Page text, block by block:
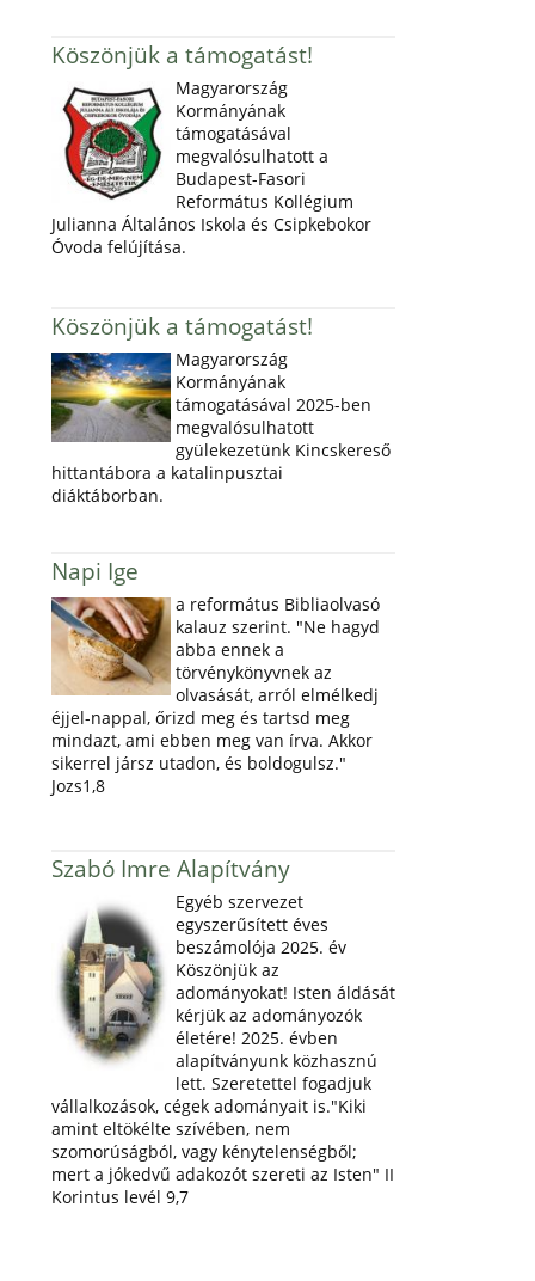
Köszönjük a támogatást!
Magyarország
Kormányának
támogatásával
megvalósulhatott a
Budapest-Fasori
Református Kollégium
Julianna Általános Iskola és Csipkebokor
Óvoda felújítása.
Köszönjük a támogatást!
Magyarország
Kormányának
támogatásával 2025-ben
megvalósulhatott
gyülekezetünk Kincskereső
hittantábora a katalinpusztai
diáktáborban.
Napi Ige
a református Bibliaolvasó
kalauz szerint. "Ne hagyd
abba ennek a
törvénykönyvnek az
olvasását, arról elmélkedj
éjjel-nappal, őrizd meg és tartsd meg
mindazt, ami ebben meg van írva. Akkor
sikerrel jársz utadon, és boldogulsz."
Jozs1,8
Szabó Imre Alapítvány
Egyéb szervezet
egyszerűsített éves
beszámolója 2025. év
Köszönjük az
adományokat! Isten áldását
kérjük az adományozók
életére! 2025. évben
alapítványunk közhasznú
lett. Szeretettel fogadjuk
vállalkozások, cégek adományait is."Kiki
amint eltökélte szívében, nem
szomorúságból, vagy kénytelenségből;
mert a jókedvű adakozót szereti az Isten" II
Korintus levél 9,7